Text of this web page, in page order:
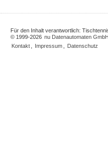
Für den Inhalt verantwortlich:
© 1999-2026 nu Datenautomaten
Kontakt
Impressum Datenschutz